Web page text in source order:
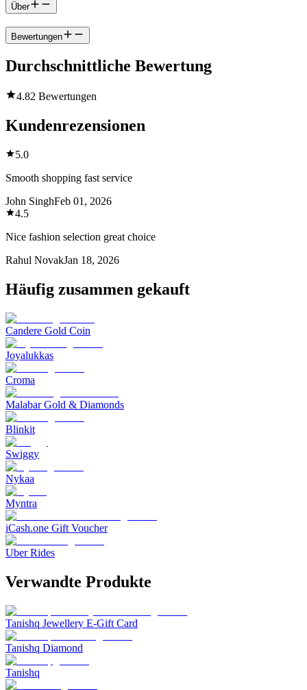
Über
Bewertungen
Durchschnittliche Bewertung
4.82 Bewertungen
Kundenrezensionen
5.0
Smooth shopping fast service
John SinghFeb 01, 2026
4.5
Nice fashion selection great choice
Rahul NovakJan 18, 2026
Häufig zusammen gekauft
Candere Gold Coin
Joyalukkas
Croma
Malabar Gold & Diamonds
Blinkit
Swiggy
Nykaa
Myntra
iCash.one Gift Voucher
Uber Rides
Verwandte Produkte
Tanishq Jewellery E-Gift Card
Tanishq Diamond
Tanishq